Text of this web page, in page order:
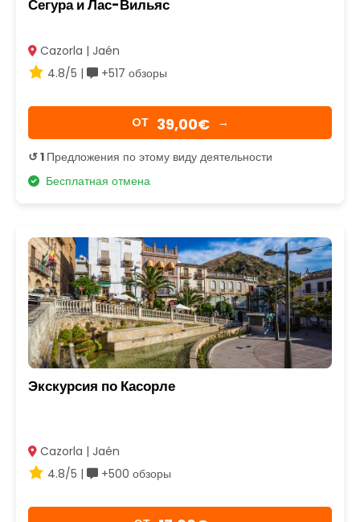
Сегура и Лас-Вильяс
Cazorla | Jaén
4.8/5 |
+517 обзоры
OТ 39,00€ →
↺ 1 Предложения по этому виду деятельности
Бесплатная отмена
Экскурсия по Касорле
Cazorla | Jaén
4.8/5 |
+500 обзоры